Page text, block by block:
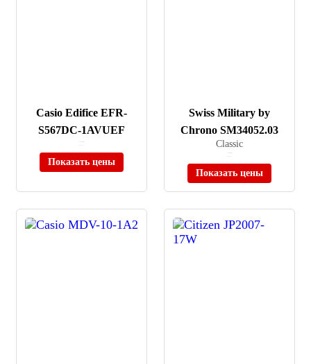
Casio Edifice EFR-
S567DC-1AVUEF
Показать цены
Swiss Military by
Chrono SM34052.03
Classic
Показать цены